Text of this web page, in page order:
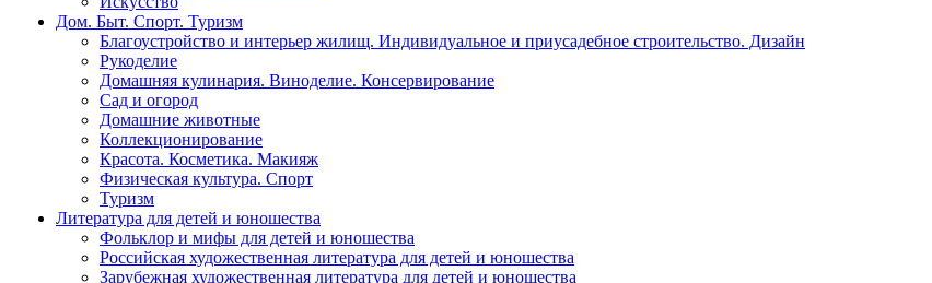
Дом. Быт. Спорт. Туризм
Благоустройство и интерьер жилищ. Индивидуальное и приусадебное строительство. Дизайн
Рукоделие
Домашняя кулинария. Виноделие. Консервирование
Сад и огород
Домашние животные
Коллекционирование
Красота. Косметика. Макияж
Физическая культура. Спорт
Туризм
Литература для детей и юношества
Фольклор и мифы для детей и юношества
Российская художественная литература для детей и юношества
Зарубежная художественная литература для детей и юношества